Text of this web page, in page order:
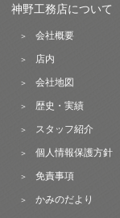
神野工務店について
会社概要
店内
会社地図
歴史・実績
スタッフ紹介
個人情報保護方針
免責事項
かみのだより